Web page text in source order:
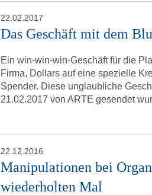
22.02.2017
Das Geschäft mit dem
Ein win-win-win-Geschäft für die
Firma, Dollars auf eine spezielle
Spender. Diese unglaubliche
21.02.2017 von ARTE gesendet
22.12.2016
Manipulationen bei
wiederholten Mal